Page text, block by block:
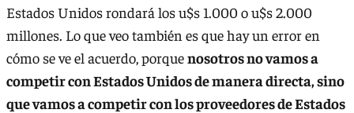
Estados Unidos rondará los u$s 1.000 o u$s 2.000
millones. Lo que veo también es que hay un error en
cómo se ve el acuerdo, porquenosotros no vamos a
competir con Estados Unidos de manera directa, sino
que vamos a competir con los proveedores de Estados